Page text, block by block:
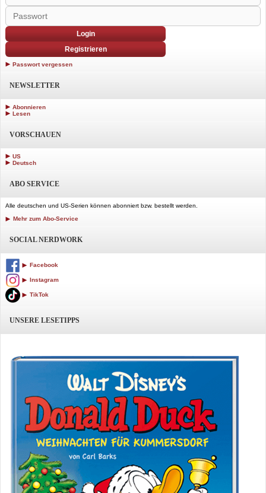
Login
Registrieren
Passwort vergessen
NEWSLETTER
Abonnieren
Lesen
VORSCHAUEN
US
Deutsch
ABO SERVICE
Alle deutschen und US-Serien können abonniert bzw. bestellt werden.
Mehr zum Abo-Service
SOCIAL NERDWORK
Facebook
Instagram
TikTok
UNSERE LESETIPPS